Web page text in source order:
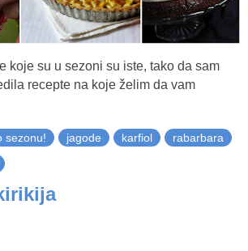
koje su u sezoni su iste, tako da sam
recepte na koje želim da vam
sezonu! jagode karfiol
rabarbara